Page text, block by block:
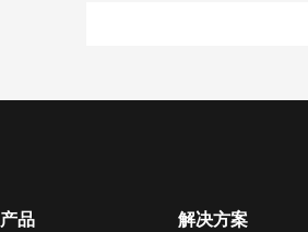
产品 解决方案